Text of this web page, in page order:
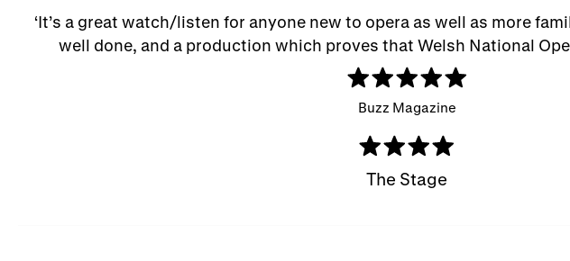
It’s a great watch/listen for anyone new to opera as well as more
well done, and a production which proves that Welsh National
Buzz Magazine
The Stage